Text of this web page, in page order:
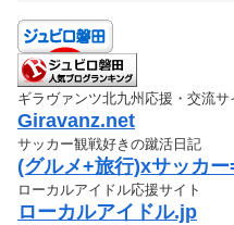
ギラヴァンツ北九州応援・交流サ
Giravanz.net
サッカー観戦好きの蹴活日記
(グルメ+旅行)xサッカ
ローカルアイドル応援サイト
ローカルアイドル.jp